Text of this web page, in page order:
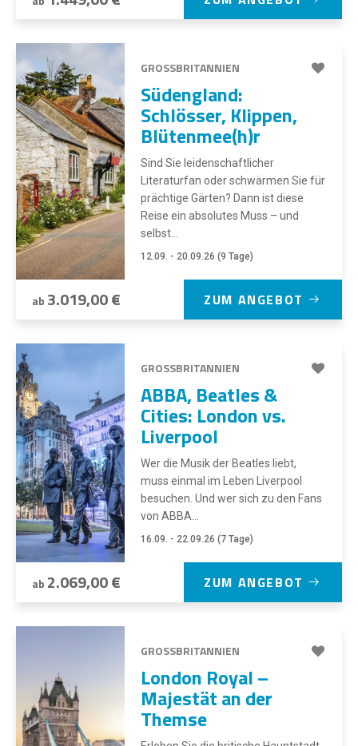
GROSSBRITANNIEN
Südengland:
Schlösser, Klippen,
Blütenmee(h)r
Sind Sie leidenschaftlicher
Literaturfan oder schwärmen Sie für
prächtige Gärten? Dann ist diese
Reise ein absolutes Muss – und
selbst...
12.09. - 20.09.26 (9 Tage)
ab 3.019,00 € ZUM ANGEBOT
GROSSBRITANNIEN
ABBA, Beatles &
Cities: London vs.
Liverpool
Wer die Musik der Beatles liebt,
muss einmal im Leben Liverpool
besuchen. Und wer sich zu den Fans
von ABBA...
16.09. - 22.09.26 (7 Tage)
ab 2.069,00 € ZUM ANGEBOT
GROSSBRITANNIEN
London Royal –
Majestät an der
Themse